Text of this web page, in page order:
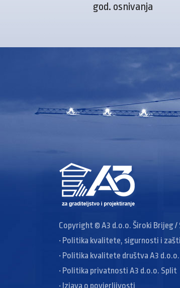
god. osnivanja
Copyright © A3 d.o.o. Široki Brijeg
• Politika kvalitete, sigurnosti i
• Politika kvalitete društva A3
• Politika privatnosti A3 d.o.o. Split
• Izjava o povjerljivosti